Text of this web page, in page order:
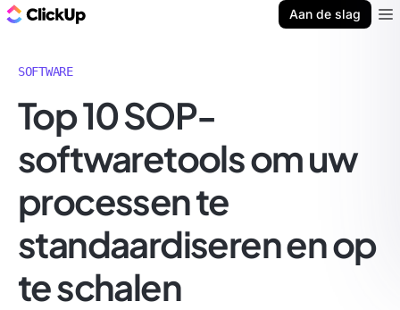
Aan de slag
SOFTWARE
Top 10 SOP-
softwaretools om uw
processen te
standaardiseren en op
te schalen